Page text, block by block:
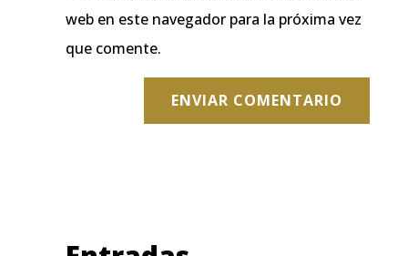
web en este navegador para la próxima vez
que comente.
ENVIAR COMENTARIO